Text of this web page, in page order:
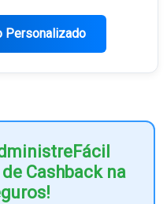
Personalizado
Cashback na